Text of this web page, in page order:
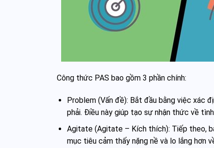
Công thức PAS bao gồm 3 phần chính:
Problem (Vấn đề): Bắt đầu bằng việc xác
phải. Điều này giúp tạo sự nhận thức về
Agitate (Agitate – Kích thích): Tiếp theo,
mục tiêu cảm thấy nặng nề và lo lắng hơn